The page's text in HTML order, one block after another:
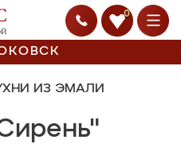
0
ИЗ ЭМАЛИ